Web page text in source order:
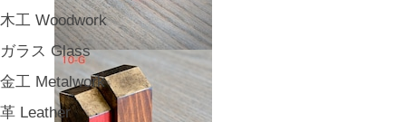
木工 Woodwork
ガラス Glass
金工 Metalwork
革 Leather